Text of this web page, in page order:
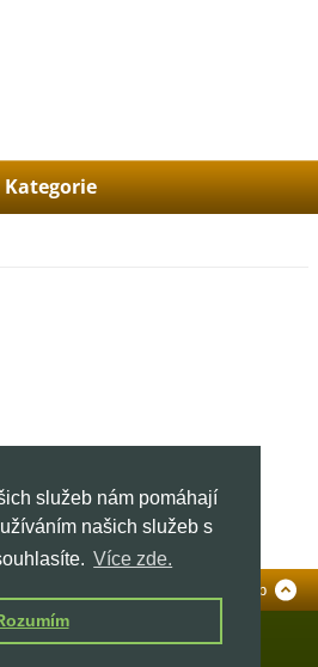
služeb nám pomáhají
našich služeb s
Více zde.
Kategorie
To Top
Všechna práva vyhrazena.